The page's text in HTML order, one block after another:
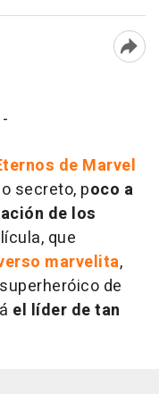
de Marvel
secreto, poco a
de los
que
marvelita,
de
el líder de tan